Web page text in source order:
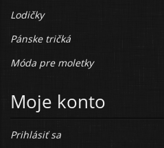
Lodičky
Pánske tričká
Móda pre moletky
Moje konto
Prihlásiť sa